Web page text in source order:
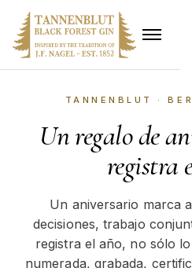
TANNENBLUT ·
Un regalo de
registra
Un aniversario marca
decisiones, trabajo
registra el año, no sólo
numerada, grabada,